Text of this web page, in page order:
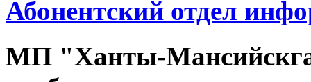
Абонентский отдел
МП "Ханты-